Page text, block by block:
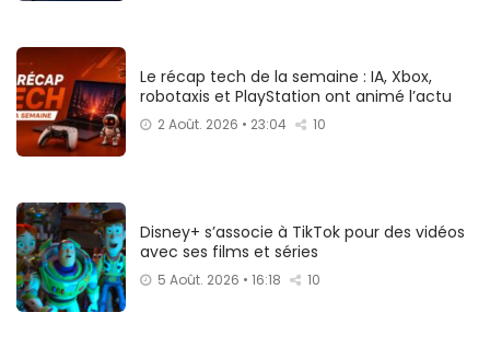
Le récap tech de la semaine : IA, Xbox,
robotaxis et PlayStation ont animé l’actu
2 Août. 2026 • 23:04 10
Disney+ s’associe à TikTok pour des vidéos
avec ses films et séries
5 Août. 2026 • 16:18 10